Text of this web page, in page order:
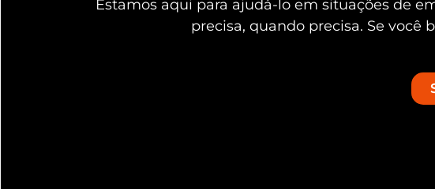
Estamos aqui para ajudá-lo em situações de
precisa, quando precisa. Se você